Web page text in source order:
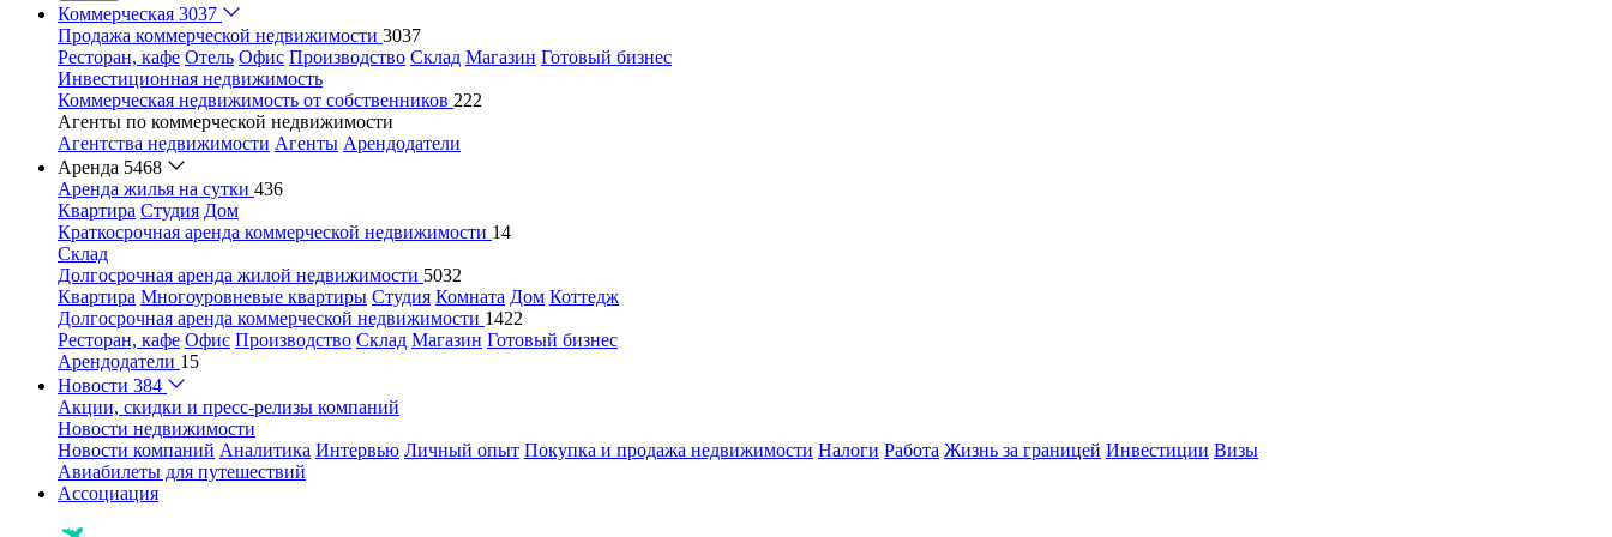
Коммерческая 3037
Продажа коммерческой недвижимости 3037
Ресторан, кафе Отель Офис Производство Склад Магазин Готовый бизнес
Инвестиционная недвижимость
Коммерческая недвижимость от собственников 222
Агенты по коммерческой недвижимости
Агентства недвижимости Агенты Арендодатели
Аренда 5468
Аренда жилья на сутки 436
Квартира Студия Дом
Краткосрочная аренда коммерческой недвижимости 14
Склад
Долгосрочная аренда жилой недвижимости 5032
Квартира Многоуровневые квартиры Студия Комната Дом Коттедж
Долгосрочная аренда коммерческой недвижимости 1422
Ресторан, кафе Офис Производство Склад Магазин Готовый бизнес
Арендодатели 15
Новости 384
Акции, скидки и пресс-релизы компаний
Новости недвижимости
Новости компаний Аналитика Интервью Личный опыт Покупка и продажа недвижимости Налоги Работа Жизнь за границей Инвестиции Визы
Авиабилеты для путешествий
Ассоциация